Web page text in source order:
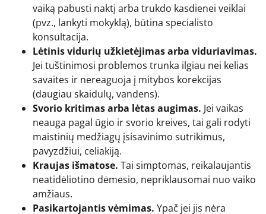
vaiką pabusti naktį arba trukdo kasdienei veiklai
(pvz., lankyti mokyklą), būtina specialisto
konsultacija.
Lėtinis vidurių užkietėjimas arba viduriavimas.
Jei tuštinimosi problemos trunka ilgiau nei kelias
savaites ir nereaguoja į mitybos korekcijas
(daugiau skaidulų, vandens).
Svorio kritimas arba lėtas augimas. Jei vaikas
neauga pagal ūgio ir svorio kreives, tai gali rodyti
maistinių medžiagų įsisavinimo sutrikimus,
pavyzdžiui, celiakiją.
Kraujas išmatose. Tai simptomas, reikalaujantis
neatidėliotino dėmesio, nepriklausomai nuo vaiko
amžiaus.
Pasikartojantis vėmimas. Ypač jei jis nėra